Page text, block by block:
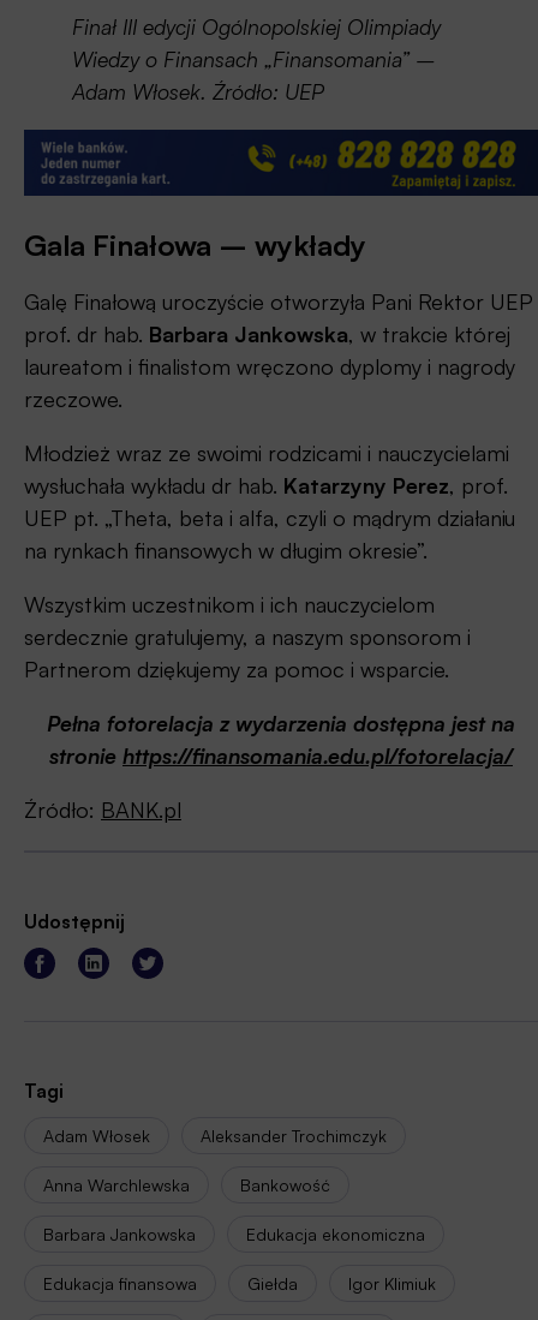
Finał III edycji Ogólnopolskiej Olimpiady
Wiedzy o Finansach „Finansomania” –
Adam Włosek. Źródło: UEP
Gala Finałowa – wykłady
Galę Finałową uroczyście otworzyła Pani Rektor UEP
prof. dr hab. Barbara Jankowska, w trakcie której
laureatom i finalistom wręczono dyplomy i nagrody
rzeczowe.
Młodzież wraz ze swoimi rodzicami i nauczycielami
wysłuchała wykładu dr hab. Katarzyny Perez, prof.
UEP pt. „Theta, beta i alfa, czyli o mądrym działaniu
na rynkach finansowych w długim okresie”.
Wszystkim uczestnikom i ich nauczycielom
serdecznie gratulujemy, a naszym sponsorom i
Partnerom dziękujemy za pomoc i wsparcie.
Pełna fotorelacja z wydarzenia dostępna jest na
stronie https://finansomania.edu.pl/fotorelacja/
Źródło: BANK.pl
Udostępnij
Tagi
Adam Włosek Aleksander Trochimczyk
Anna Warchlewska Bankowość
Barbara Jankowska Edukacja ekonomiczna
Edukacja finansowa Giełda Igor Klimiuk